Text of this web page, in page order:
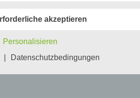
Dennoch können
Schutz nicht gewährleistet werden
betroffenen Person frei,
auf alternativen Wegen,
akzeptieren
Personalisieren
Datenschutzbedingungen